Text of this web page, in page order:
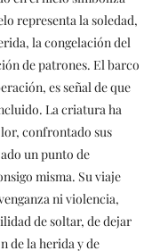
representa la soledad,
la congelación del
de patrones. El barco
es señal de que
La criatura ha
confrontado sus
un punto de
misma. Su viaje
ni violencia,
de soltar, de dejar
de la herida y de